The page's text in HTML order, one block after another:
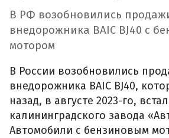
В РФ возобновились
внедорожника BAIC BJ40 с
мотором
В России возобновились
внедорожника BAIC BJ40,
назад, в августе 2023-го,
калининградского завода
Автомобили с бензиновым